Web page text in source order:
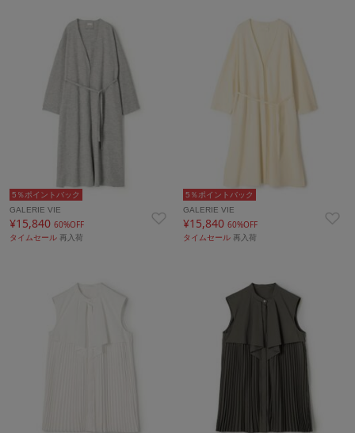
5％ポイントバック
GALERIE VIE
¥15,840 60%OFF
タイムセール 再入荷
5％ポイントバック
GALERIE VIE
¥15,84060%OFF
タイムセール再入荷